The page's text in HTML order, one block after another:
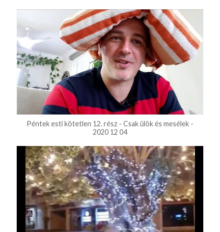
Péntek esti kötetlen 12. rész - Csak ülök és mesélek -
2020 12 04